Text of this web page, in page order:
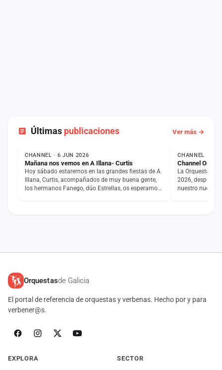
Últimas publicaciones Ver más →
ESTADO
CHANNEL · 6 JUN 2026
Mañana nos vemos en A Illana- Curtis
Hoy sábado estaremos en las grandes fiestas de A
Illana, Curtis, acompañados de muy buena gente,
los hermanos Fanego, dúo Estrellas, os esperamos,
NOTICIA
CHANNEL · 12
Channel
La Orquesta
2026, después
nuestro nuevo
Orquestasde Galicia
El portal de referencia de orquestas y verbenas. Hecho por y para
verbener@s.
EXPLORA SECTOR